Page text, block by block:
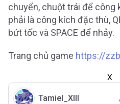
chuyển, chuột trái để công
phải là công kích đặc thù,
bứt tốc và SPACE để nhảy.
Trang chủ game https://
X
Tamiel_XIII